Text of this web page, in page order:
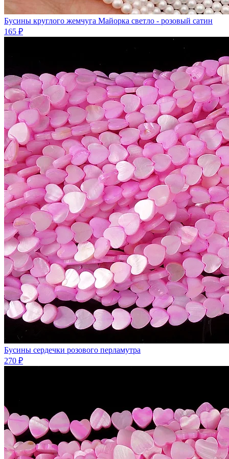
Бусины круглого жемчуга Майорка светло - розовый сатин
165 ₽
Бусины сердечки розового перламутра
270 ₽